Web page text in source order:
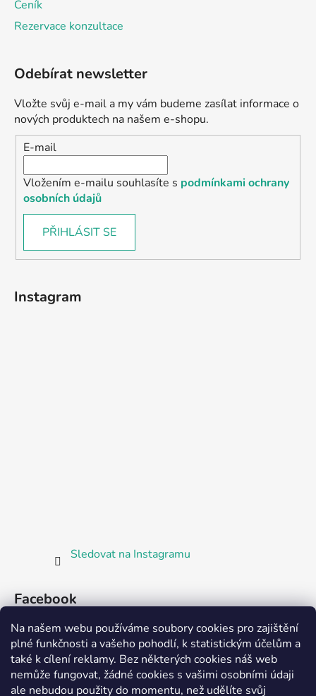
Na našem webu používáme soubory cookies pro zajištění
plné funkčnosti a vašeho pohodlí, k statistickým účelům a
také k cílení reklamy. Bez některých cookies náš web
nemůže fungovat, žádné cookies s vašimi osobními údaji
ale nebudou použity do momentu, než udělíte svůj
Ceník
Rezervace konzultace
Odebírat newsletter
Vložte svůj e-mail a my vám budeme zasílat informace o
nových produktech na našem e-shopu.
E-mail
Vložením e-mailu souhlasíte s podmínkami ochrany
osobních údajů
PŘIHLÁSIT SE
Instagram
Sledovat na Instagramu
Facebook